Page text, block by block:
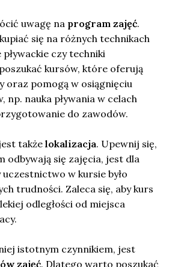
uwagę na program zajęć.
się na różnych technikach
pływackie czy techniki
kursów, które oferują
oraz pomogą w osiągnięciu
np. nauka pływania w celach
do zawodów.
także lokalizacja. Upewnij się,
odbywają się zajęcia, jest dla
uczestnictwo w kursie było
trudności. Zaleca się, aby kurs
odległości od miejsca
istotnym czynnikiem, jest
zajęć. Dlatego warto poszukać